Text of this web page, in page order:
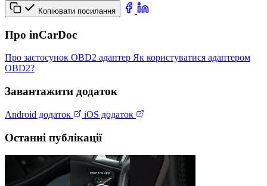
Копіювати посилання
Про inCarDoc
Про застосунок OBD2 адаптер Як користуватися адаптером
OBD2?
Завантажити додаток
Android додаток iOS додаток
Останні публікації